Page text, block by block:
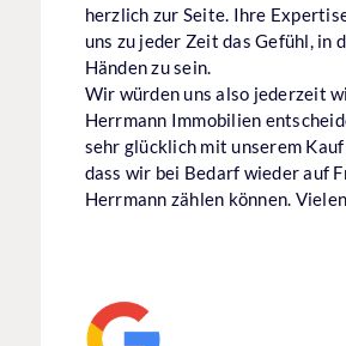
herzlich zur Seite. Ihre
uns zu jeder Zeit das Gefühl, in
Händen zu sein.
Wir würden uns also jederzeit
Herrmann Immobilien
sehr glücklich mit unserem Kauf
dass wir bei Bedarf wieder auf
Herrmann zählen können.